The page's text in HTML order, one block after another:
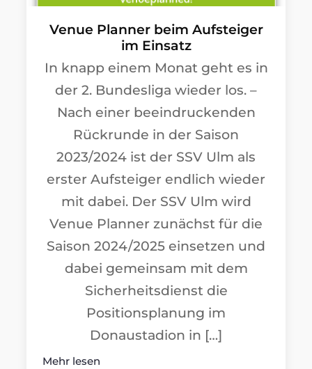
Venue Planner beim Aufsteiger
im Einsatz
In knapp einem Monat geht es in
der 2. Bundesliga wieder los. –
Nach einer beeindruckenden
Rückrunde in der Saison
2023/2024 ist der SSV Ulm als
erster Aufsteiger endlich wieder
mit dabei. Der SSV Ulm wird
Venue Planner zunächst für die
Saison 2024/2025 einsetzen und
dabei gemeinsam mit dem
Sicherheitsdienst die
Positionsplanung im
Donaustadion in […]
Mehr lesen